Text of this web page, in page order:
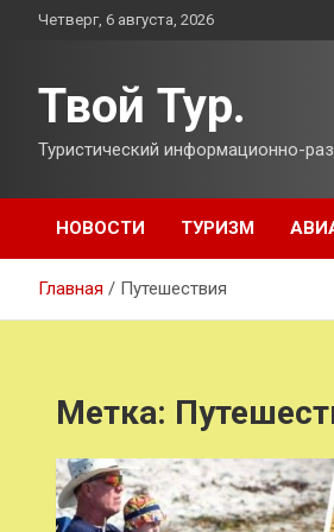
ПерейтиЧетверг, 6 августа, 2026
Твой Тур.
Туристический информационно-
НОВОСТИ ТУРИЗМ
Главная Путешествия
Метка: